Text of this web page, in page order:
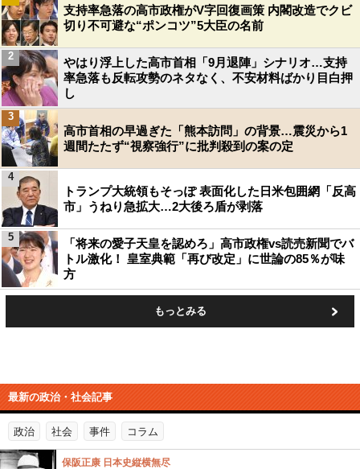
支持率急落の高市政権がV字回復画策 内閣改造でクビ
切り不可避な“ポンコツ”5大臣の名前
やはり浮上した高市首相「9月退陣」シナリオ…支持
率急落も反転攻勢のネタなく、不安材料ばかり目白押
し
2
高市首相の早過ぎた「熊本訪問」の背景…震災から1
週間たたず“視察強行”に批判殺到の案の定
3
トランプ大統領もそっぽ 表面化した日米包囲網「反高
市」うねり急拡大…2大後ろ盾が剥落
4
「将来の愛子天皇を認めろ」高市政権vs読売新聞でバ
トル激化！ 皇室典範「再び改定」に世論の85％が味
方
5
もっとみる
最新の政治・社会記事
政治 社会 事件 コラム
保阪正康 日本史縦横無尽